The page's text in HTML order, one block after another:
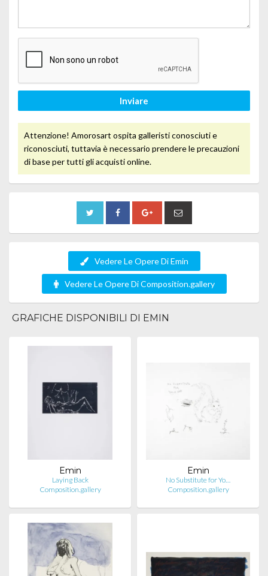
Inviare
Attenzione! Amorosart ospita galleristi conosciuti e
riconosciuti, tuttavia è necessario prendere le precauzioni
di base per tutti gli acquisti online.
Vedere Le Opere Di Emin
Vedere Le Opere Di Composition.gallery
GRAFICHE DISPONIBILI DI EMIN
Emin
Laying Back
Composition.gallery
Emin
No Substitute for Yo…
Composition.gallery